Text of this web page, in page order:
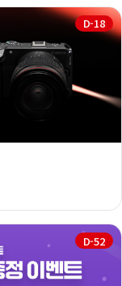
D-18
D-52